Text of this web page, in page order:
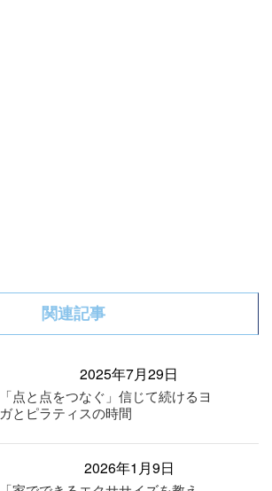
関連記事
2025年7月29日
「点と点をつなぐ」信じて続けるヨ
ガとピラティスの時間
2026年1月9日